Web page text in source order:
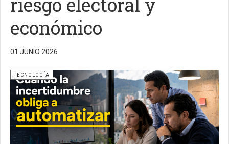
económico
01 JUNIO 2026
TECNOLOGÍA